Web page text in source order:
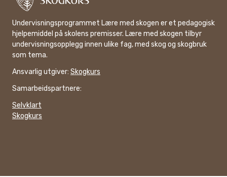
Undervisningsprogrammet Lære med skogen er et pedagogisk
hjelpemiddel på skolens premisser. Lære med skogen tilbyr
undervisningsopplegg innen ulike fag, med skog og skogbruk
som tema.
Ansvarlig utgiver: Skogkurs
Samarbeidspartnere:
Selvklart
Skogkurs